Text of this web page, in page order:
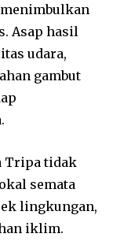
Asap hasil
udara,
gambut
Tripa tidak
semata
lingkungan,
iklim.